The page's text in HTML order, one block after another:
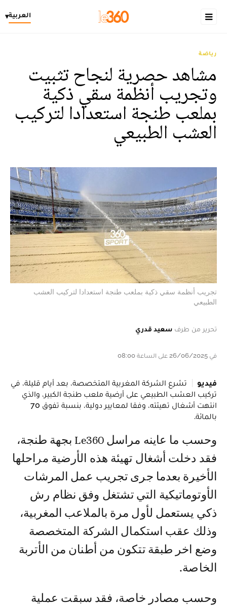
العربية▾
رياضة
مشاهد حصرية لنجاح تثبيت
وتجريب أنظمة سقي ذكية
بملعب طنجة استعدادا لتركيب
العشب الطبيعي
تجريب أنظمة سقي ذكية بملعب طنجة استعدادا لتركيب العشب
الطبيعي
تحرير من طرف سعيد قدري
في 26/06/2025 على الساعة 08:00
فيديو
تشرع الشركة المغربية المتخصصة، بعد أيام قليلة، في
تركيب العشب الطبيعي على أرضية ملعب طنجة الكبير، والذي
انتهت أشغال تهيئته، وفقا لمعايير دولية، بنسبة تفوق 70
بالمائة.
وحسب ما عاينه مراسل Le360 بجهة طنجة،
فقد دخلت أشغال تهيئة هذه الأرضية مراحلها
الأخيرة بعدما جرى تجريب عمل المرشات
الأوتوماتيكية التي تشتغل وفق نظام رش
ذكي يستعمل لأول مرة بالملاعب المغربية،
وذلك عقب استكمال الشركة المتخصصة
وضع اخر طبقة تتكون من أطنان من الأتربة
الخاصة.
وحسب مصادر خاصة، فقد سبقت عملية